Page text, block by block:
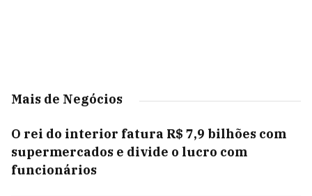
Mais de Negócios
O rei do interior fatura R$ 7,9 bilhões com
supermercados e divide o lucro com
funcionários